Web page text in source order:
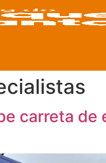
carreta de